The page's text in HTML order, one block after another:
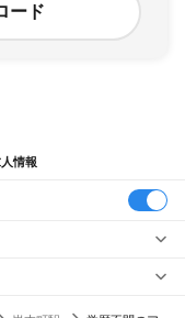
ード
情報